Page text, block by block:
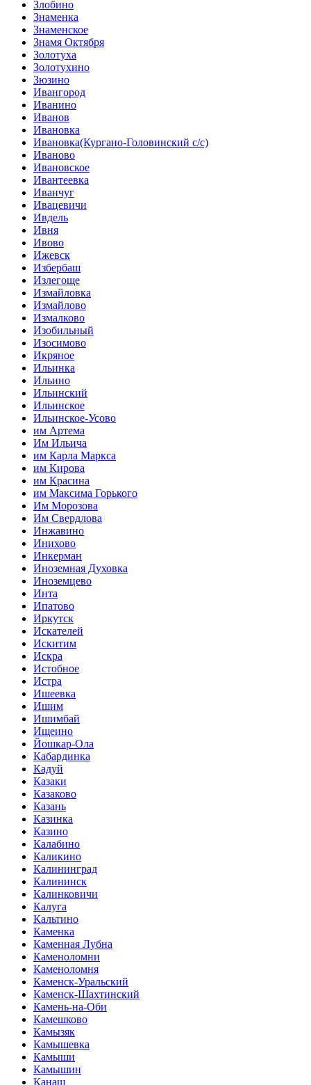
Злобино
Знаменка
Знаменское
Знамя Октября
Золотуха
Золотухино
Зюзино
Ивангород
Иванино
Иванов
Ивановка
Ивановка(Кургано-Головинский с/с)
Иваново
Ивановское
Ивантеевка
Иванчуг
Ивацевичи
Ивдель
Ивня
Ивово
Ижевск
Избербаш
Излегоще
Измайловка
Измайлово
Измалково
Изобильный
Изосимово
Икряное
Ильинка
Ильино
Ильинский
Ильинское
Ильинское-Усово
им Артема
Им Ильича
им Карла Маркса
им Кирова
им Красина
им Максима Горького
Им Морозова
Им Свердлова
Инжавино
Инихово
Инкерман
Иноземная Духовка
Иноземцево
Инта
Ипатово
Иркутск
Искателей
Искитим
Искра
Истобное
Истра
Ишеевка
Ишим
Ишимбай
Ищеино
Йошкар-Ола
Кабардинка
Кадуй
Казаки
Казаково
Казань
Казинка
Казино
Калабино
Каликино
Калининград
Калининск
Калинковичи
Калуга
Кальтино
Каменка
Каменная Лубна
Каменоломни
Каменоломня
Каменск-Уральский
Каменск-Шахтинский
Камень-на-Оби
Камешково
Камызяк
Камышевка
Камыши
Камышин
Канаш